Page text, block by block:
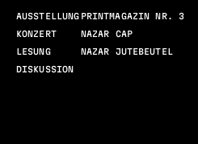
AUSSTELLUNG
KONZERT
LESUNG
DISKUSSION
PRINTMAGAZIN NR. 3
NAZAR CAP
NAZAR JUTEBEUTEL